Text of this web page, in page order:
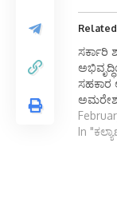
Related
ಸರ್ಕಾರಿ
ಸಹಕಾರ
In